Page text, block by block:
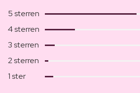
5 sterren
4 sterren
3 sterren
2 sterren
1 ster